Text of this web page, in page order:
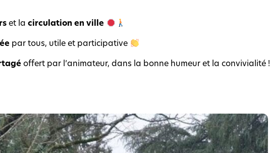
et lacirculation en ville
par tous, utile et participative
offert par l’animateur, dans la bonne humeur et la convivialité !